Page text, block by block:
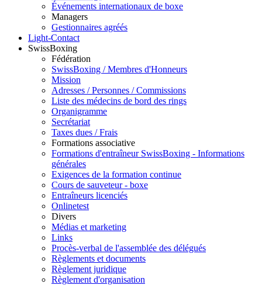
Événements internationaux de boxe
Managers
Gestionnaires agréés
Light-Contact
SwissBoxing
Fédération
SwissBoxing / Membres d'Honneurs
Mission
Adresses / Personnes / Commissions
Liste des médecins de bord des rings
Organigramme
Secrétariat
Taxes dues / Frais
Formations associative
Formations d'entraîneur SwissBoxing - Informations
générales
Exigences de la formation continue
Cours de sauveteur - boxe
Entraîneurs licenciés
Onlinetest
Divers
Médias et marketing
Links
Procès-verbal de l'assemblée des délégués
Règlements et documents
Règlement juridique
Règlement d'organisation